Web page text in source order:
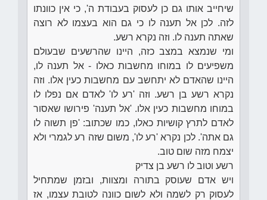
שיחייב אותו גם כן לעסוק בעבודת ה', כי אין כוונתו
לזה. לכן אל תענה לו כי גם הוא בעצמו לא רוצה
שאתה תענה לו. וזה נקרא רשע.
ומי שנמצא במצב כזה, היינו שהרשעים שבעולם
משפיעים לו במוחו מחשבות כאלו - אל תענה לו,
היינו שהאדם לא יתחשב עם מחשבות כעין אלו. וזה
נקרא רשע בן רשע. וזה 'רע לו' לאדם אם נפלו לו
במוחו מחשבות כעין אלו. 'אל תענה' פירושו שאסור
לאדם לתרץ קושיות כאלו, כמו שכתוב: 'פן תשוה לו
גם אתה'. לכן נקרא 'רע לו', משום שזה רע לגמרי ולא
יצמח מזה שום טוב.
רשע וטוב לו רשע בן צדיק
ויש אדם שעוסק בתורה ומצוות, ובזמן שמתחיל
לעסוק רק לשמה ולא לשום כוונה לטובת עצמו, אז